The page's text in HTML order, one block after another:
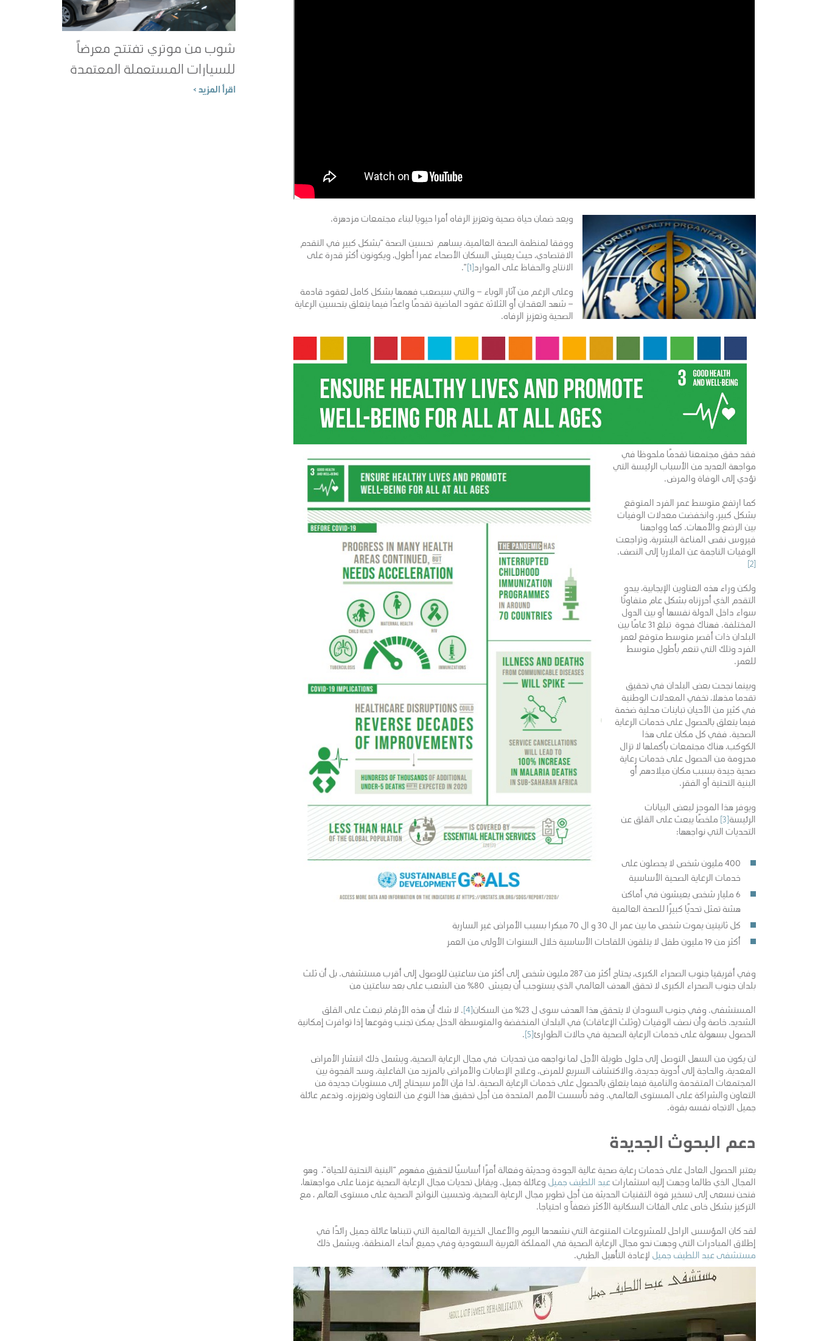
ويعد ضمان حياة صحية وتعزيز الرفاه أمرا حيويا لبناء مجتمعات مزدهرة.
ووفقا لمنظمة الصحة العالمية، يساهم تحسين الصحة “بشكل كبير في التقدم
الاقتصادي، حيث يعيش السكان الأصحاء عمرا أطول، ويكونون أكثر قدرة على
الانتاج والحفاظ على الموارد[1]
“.
وعلى الرغم من آثار الوباء – والتي سيصعب فهمها بشكل كامل لعقود قادمة
– شهد العقدان أو الثلاثة عقود الماضية تقدمًا واعدًا فيما يتعلق بتحسين الرعاية
الصحية وتعزيز الرفاه.
فقد حقق مجتمعنا تقدمًا ملحوظا في
مواجهة العديد من الأسباب الرئيسة التي
تؤدي إلى الوفاة والمرض.
كما ارتفع متوسط عمر الفرد المتوقع
بشكل كبير، وانخفضت معدلات الوفيات
بين الرضع والأمهات. كما وواجهنا
فيروس نقص المناعة البشرية، وتراجعت
الوفيات الناجمة عن الملاريا إلى النصف.
[2]
ولكن وراء هذه العناوين الإيجابية، يبدو
التقدم الذي أحرزناه بشكل عام متفاوتًا
سواء داخل الدولة نفسها أو بين الدول
المختلفة. فهناك فجوة تبلغ 31 عامًا بين
البلدان ذات أقصر متوسط متوقع لعمر
الفرد وتلك التي تنعم بأطول متوسط
للعمر.
وبينما نجحت بعض البلدان في تحقيق
تقدما مذهلا، تخفي المعدلات الوطنية
في كثير من الأحيان تباينات محلية ضخمة
فيما يتعلق بالحصول على خدمات الرعاية
الصحية. ففي كل مكان على هذا
الكوكب، هناك مجتمعات بأكملها لا تزال
محرومة من الحصول على خدمات رعاية
صحية جيدة بسبب مكان ميلادهم أو
البنية التحتية أو الفقر.
ويوفر هذا الموجز لبعض البيانات
الرئيسة[3]
ملخصًا يبعث على القلق عن
التحديات التي نواجهها:
400 مليون شخص لا يحصلون على
خدمات الرعاية الصحية الأساسية
6 مليار شخص يعيشون في أماكن
هشة تمثل تحديًا كبيرًا للصحة العالمية
كل ثانيتين يموت شخص ما بين عمر ال 30 و ال 70 مبكرا بسبب الأمراض غير السارية
أكثر من 19 مليون طفل لا يتلقون اللقاحات الأساسية خلال السنوات الأولى من العمر
وفي أفريقيا جنوب الصحراء الكبرى، يحتاج أكثر من 287 مليون شخص إلى أكثر من ساعتين للوصول إلى أقرب مستشفى. بل أن ثلث
بلدان جنوب الصحراء الكبرى لا تحقق الهدف العالمي الذي يستوجب أن يعيش 80٪ من الشعب على بعد ساعتين من
المستشفى. وفي جنوب السودان لا يتحقق هذا الهدف سوى ل 23٪ من السكان
[4] . لا شك أن هذه الأرقام تبعث على القلق
الشديد، خاصة وأن نصف الوفيات (وثلث الإعاقات) في البلدان المنخفضة والمتوسطة الدخل يمكن تجنب وقوعها إذا توافرت إمكانية
الحصول بسهولة على خدمات الرعاية الصحية في حالات الطوارئ[5]
.
لن يكون من السهل التوصل إلى حلول طويلة الأجل لما نواجهه من تحديات في مجال الرعاية الصحية، ويشمل ذلك انتشار الأمراض
المعدية، والحاجة إلى أدوية جديدة، والاكتشاف السريع للمرض، وعلاج الإصابات والأمراض بالمزيد من الفاعلية، وسد الفجوة بين
المجتمعات المتقدمة والنامية فيما يتعلق بالحصول على خدمات الرعاية الصحية. لذا فإن الأمر سيحتاج إلى مستويات جديدة من
التعاون والشراكة على المستوى العالمي. وقد تأسست الأمم المتحدة من أجل تحقيق هذا النوع من التعاون وتعزيزه. وتدعم عائلة
جميل الاتجاه نفسه بقوة.
دعم البحوث الجديدة
يعتبر الحصول العادل على خدمات رعاية صحية عالية الجودة وحديثة وفعالة أمرًا أساسيًا لتحقيق مفهوم “البنية التحتية للحياة”، وهو
المجال الذي طالما وجهت إليه استثماراتعبد اللطيف جميل وعائلة جميل. ويقابل تحديات مجال الرعاية الصحية عزمنا على مواجهتها،
فنحن نسعى إلى تسخير قوة التقنيات الحديثة من أجل تطوير مجال الرعاية الصحية، وتحسين النواتج الصحية على مستوى العالم ، مع
التركيز بشكل خاص على الفئات السكانية الأكثر ضعفاً و احتياجا.
لقد كان المؤسس الراحل للمشروعات المتنوعة التي نشهدها اليوم والأعمال الخيرية العالمية التي تتبناها عائلة جميل رائدًا في
إطلاق المبادرات التي وجهت نحو مجال الرعاية الصحية في المملكة العربية السعودية وفي جميع أنحاء المنطقة. ويشمل ذلك
مستشفى عبد اللطيف جميل لإعادة التأهيل الطبي.
شوب من موتري تفتتح معرضاً
للسيارات المستعملة المعتمدة
في جدة
اقرأ المزيد >